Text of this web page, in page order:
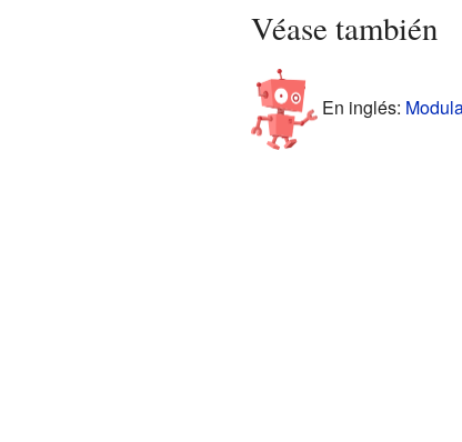
Véase también
En inglés: